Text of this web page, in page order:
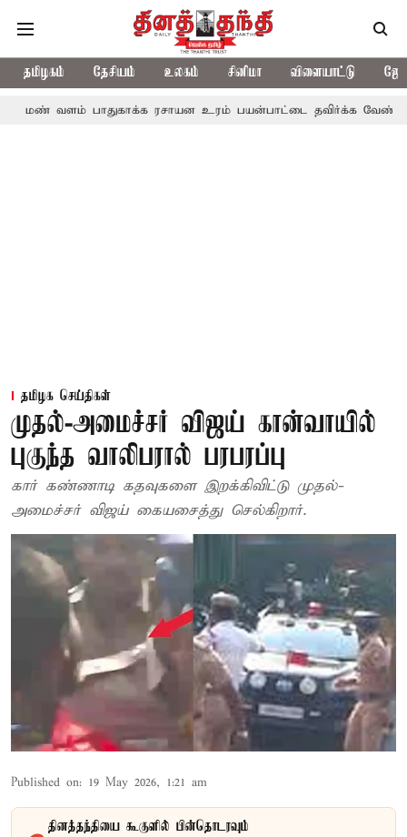
தமிழகம் தேசியம் உலகம் சினிமா விளையாட்டு
பாதுகாக்க ரசாயன உரம் பயன்பாட்டை தவிர்க்க வேண்டும்:
தமிழக செய்திகள்
முதல்-அமைச்சர் விஜய் கான்வாயில்
புகுந்த வாலிபரால் பரபரப்பு
கார் கண்ணாடி கதவுகளை இறக்கிவிட்டு முதல்-
அமைச்சர் விஜய் கையசைத்து செல்கிறார்.
Published on: 19 May 2026, 1:21 am
தினத்தந்தியை கூகுளில் பின்தொடரவும்